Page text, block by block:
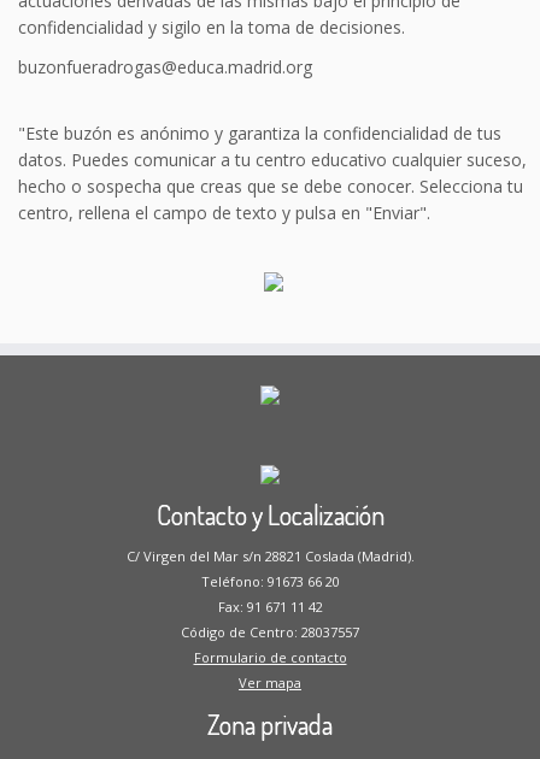
confidencialidad y sigilo en la toma de decisiones.
buzonfueradrogas@educa.madrid.org
"Este buzón es anónimo y garantiza la confidencialidad de tus
datos. Puedes comunicar a tu centro educativo cualquier suceso,
hecho o sospecha que creas que se debe conocer. Selecciona tu
centro, rellena el campo de texto y pulsa en "Enviar".
Contacto y Localización
C/ Virgen del Mar s/n 28821 Coslada (Madrid).
Teléfono: 91673 66 20
Fax: 91 671 11 42
Código de Centro: 28037557
Formulario de contacto
Ver mapa
Zona privada